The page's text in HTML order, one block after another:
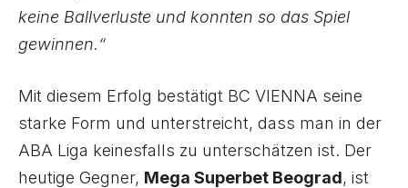
keine Ballverluste und konnten so das Spiel
gewinnen.“
Mit diesem Erfolg bestätigt BC VIENNA seine
starke Form und unterstreicht, dass man in der
ABA Liga keinesfalls zu unterschätzen ist. Der
heutige Gegner, Mega Superbet Beograd, ist